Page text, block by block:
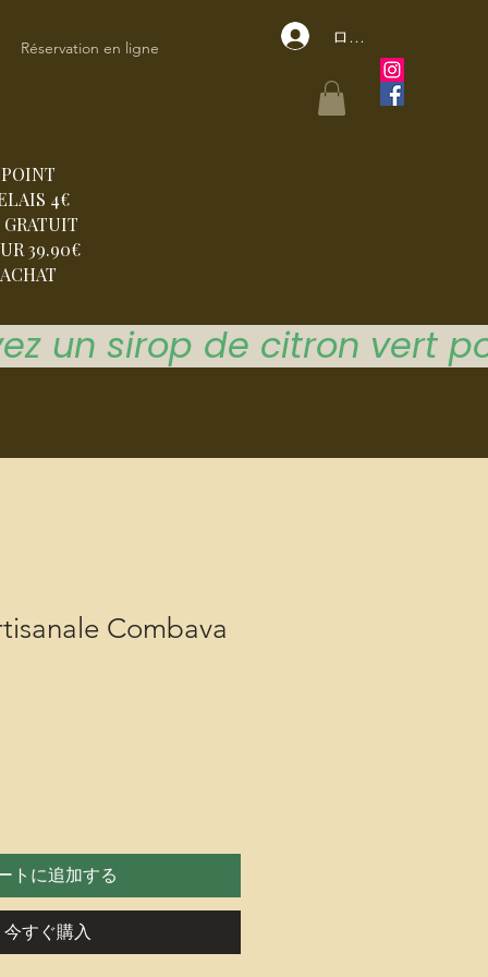
ログイン
Réservation en ligne
POINT
4€
GRATUIT
39.90€
ACHAT
Combava
トに追加する
今すぐ購入